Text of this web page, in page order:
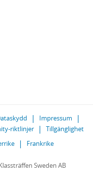
Impressum
riktlinjer
Tillgänglighet
Frankrike
Sweden AB